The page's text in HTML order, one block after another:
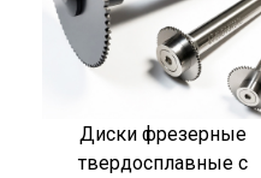
Диски фрезерные
твердосплавные с